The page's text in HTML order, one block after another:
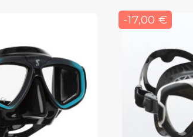
-17,00 €